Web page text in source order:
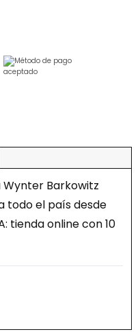
Barkowitz
todo el país desde
tienda online con 10